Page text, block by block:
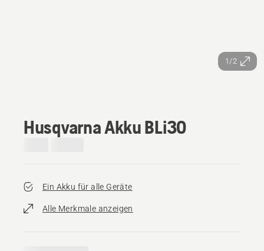
1/2
Husqvarna Akku BLi30
Ein Akku für alle Geräte
Alle Merkmale anzeigen